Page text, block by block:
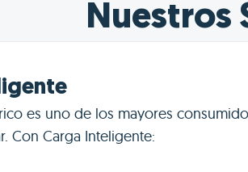
Nuestros
es uno de los mayores
Con Carga Inteligente: